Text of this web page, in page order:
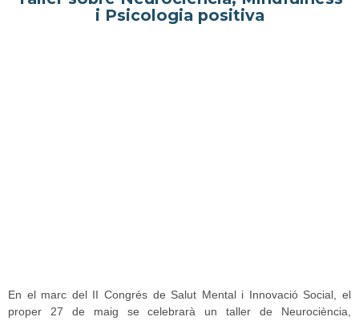
i Psicologia positiva
En el marc del II Congrés de Salut Mental i Innovació Social, el
proper 27 de maig se celebrarà un taller de Neurociència,